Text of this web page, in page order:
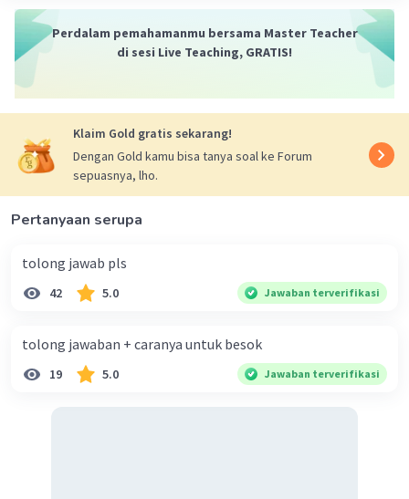
Perdalam pemahamanmu bersama Master Teacher
di sesi Live Teaching, GRATIS!
Klaim Gold gratis sekarang!
Dengan Gold kamu bisa tanya soal ke Forum
sepuasnya, lho.
Pertanyaan serupa
tolong jawab pls
42 5.0 Jawaban terverifikasi
tolong jawaban + caranya untuk besok
19 5.0 Jawaban terverifikasi